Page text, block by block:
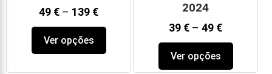
49 € – 139 €
Ver opções
2024
39 € – 49 €
Ver opções